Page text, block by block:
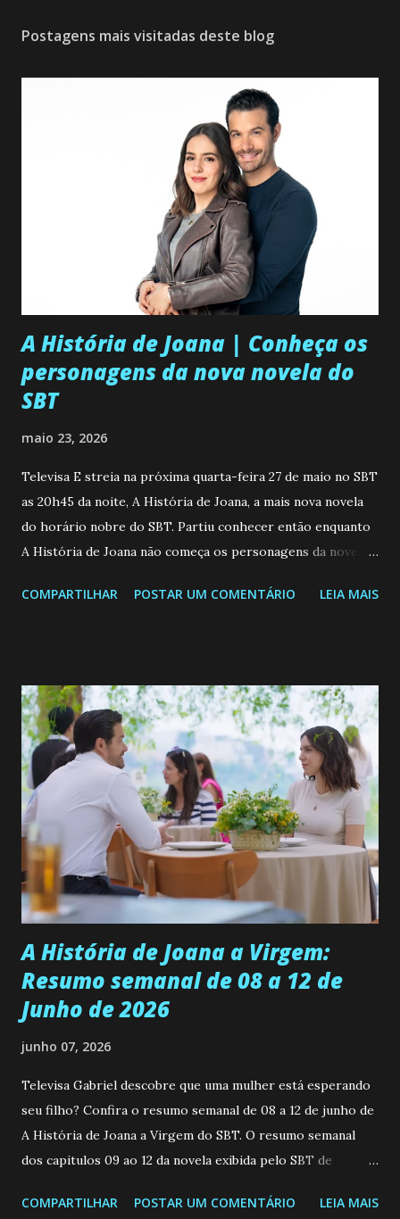
Postagens mais visitadas deste blog
A História de Joana | Conheça os
personagens da nova novela do
SBT
maio 23, 2026
Televisa E streia na próxima quarta-feira 27 de maio no SBT
as 20h45 da noite, A História de Joana, a mais nova novela
do horário nobre do SBT. Partiu conhecer então enquanto
A História de Joana não começa os personagens da novela?
de 25/05/26 a 31/05/26 JOANA GUADALUPE (Camila
permanecer virgem até encontrar o homem que realmente
ama, o que não é fácil, já que dedica todas as suas energias a
se aprimorar, trabalhando, estudando e se orgulhando de
ser a primeira mulher da família a ingressar na
universidade. Ela tem uma personalidade muito alegre, é
muito madura para a idade, determinada, criativa e
empática. Detesta injustiças e é uma ótima amiga. Pode ser
teimosa e muito persistente quando decide fazer algo.
Durante um exame ginecológico, ela é inseminada por eng...
COMPARTILHAR POSTAR UM COMENTÁRIO LEIA MAIS
A História de Joana a Virgem:
Resumo semanal de 08 a 12 de
Junho de 2026
junho 07, 2026
Televisa Gabriel descobre que uma mulher está esperando
seu filho? Confira o resumo semanal de 08 a 12 de junho de
A História de Joana a Virgem do SBT. O resumo semanal
dos capitulos 09 ao 12 da novela exibida pelo SBT de
a Programação Semanal do SBT de 08/06/26 a 14/06/26
COMPARTILHAR POSTAR UM COMENTÁRIO LEIA MAIS